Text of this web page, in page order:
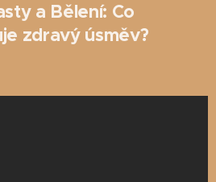
a Bělení: Co
zdravý úsměv?